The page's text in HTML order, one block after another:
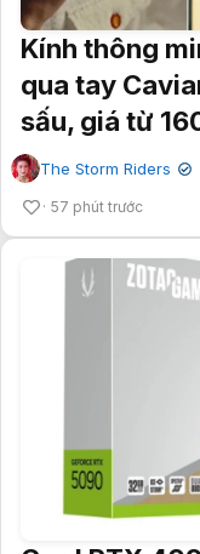
Kính thông
qua tay
sấu, giá từ
The Storm Riders ✔
57 phút trước